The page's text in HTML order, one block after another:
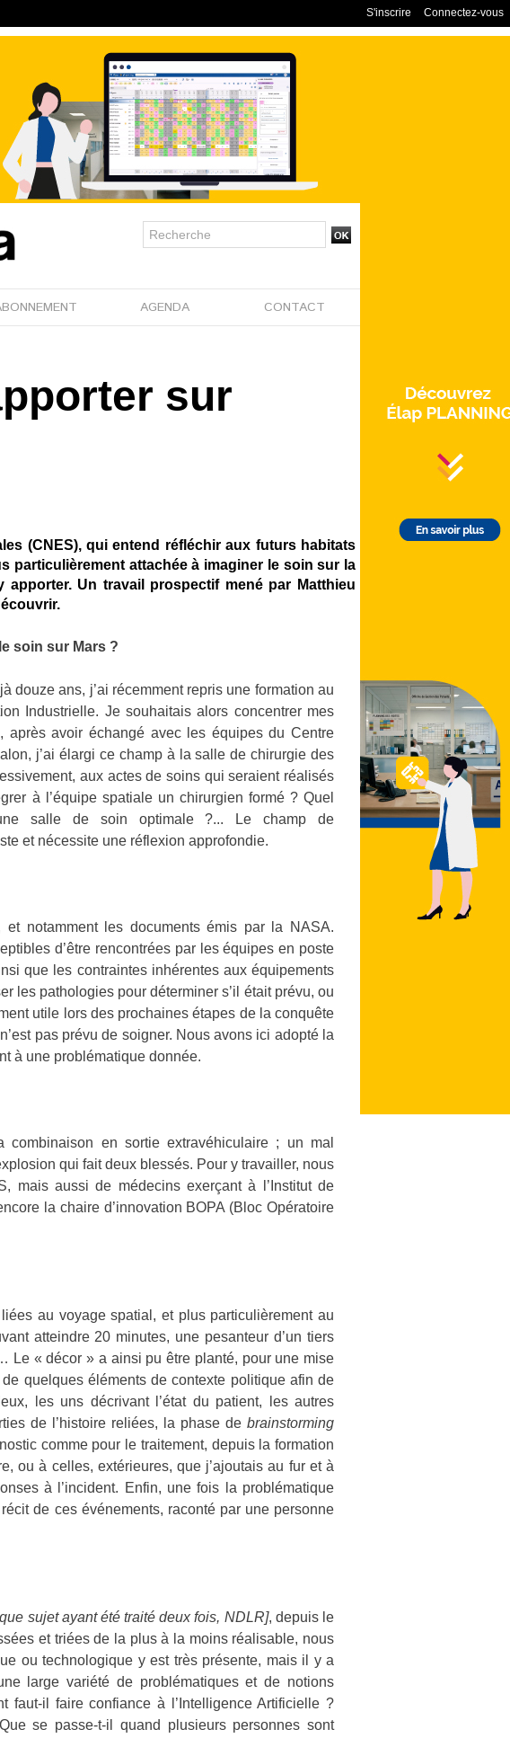
Connectez-vous
S'inscrire
AGENDA CONTACT
sur
(CNES), qui entend réfléchir aux futurs habitats
particulièrement attachée à imaginer le soin sur la
Un travail prospectif mené par Matthieu
soin sur Mars ?
douze ans, j’ai récemment repris une formation au
Industrielle. Je souhaitais alors concentrer mes
avoir échangé avec les équipes du Centre
j’ai élargi ce champ à la salle de chirurgie des
aux actes de soins qui seraient réalisés
à l’équipe spatiale un chirurgien formé ? Quel
salle de soin optimale ?... Le champ de
et nécessite une réflexion approfondie.
notamment les documents émis par la NASA.
d’être rencontrées par les équipes en poste
que les contraintes inhérentes aux équipements
les pathologies pour déterminer s’il était prévu, ou
utile lors des prochaines étapes de la conquête
pas prévu de soigner. Nous avons ici adopté la
à une problématique donnée.
en sortie extravéhiculaire ; un mal
qui fait deux blessés. Pour y travailler, nous
mais aussi de médecins exerçant à l’Institut de
la chaire d’innovation BOPA (Bloc Opératoire
au voyage spatial, et plus particulièrement au
atteindre 20 minutes, une pesanteur d’un tiers
Le « décor » a ainsi pu être planté, pour une mise
quelques éléments de contexte politique afin de
les uns décrivant l’état du patient, les autres
de l’histoire reliées, la phase de brainstorming
comme pour le traitement, depuis la formation
ou à celles, extérieures, que j’ajoutais au fur et à
à l’incident. Enfin, une fois la problématique
de ces événements, raconté par une personne
sujet ayant été traité deux fois, NDLR], depuis le
et triées de la plus à la moins réalisable, nous
ou technologique y est très présente, mais il y a
large variété de problématiques et de notions
faut-il faire confiance à l’Intelligence Artificielle ?
se passe-t-il quand plusieurs personnes sont